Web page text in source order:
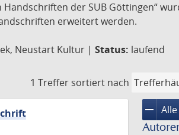
der SUB Göttingen“
erweitert werden.
Neustart Kultur | Status: laufend
1 Treffer sortiert nach
remove